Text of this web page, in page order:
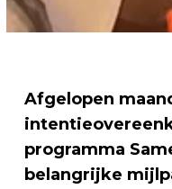
Afgelopen
programma
belangrijke